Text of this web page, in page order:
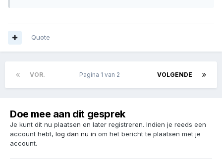
Quote
VOR. VOLGENDE
Pagina 1 van 2
Doe mee aan dit gesprek
Je kunt dit nu plaatsen en later registreren. Indien je reeds een
account hebt, log dan nu in om het bericht te plaatsen met je
account.